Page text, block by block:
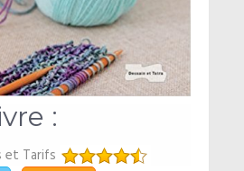
:
et Tarifs